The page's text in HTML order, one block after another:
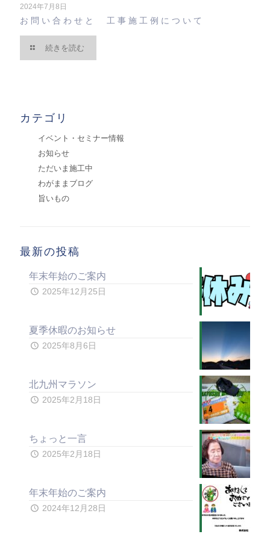
2024年7月8日
お問い合わせと 工事施工例について
続きを読む
カテゴリ
イベント・セミナー情報
お知らせ
ただいま施工中
わがままブログ
旨いもの
最新の投稿
年末年始のご案内
2025年12月25日
夏季休暇のお知らせ
2025年8月6日
北九州マラソン
2025年2月18日
ちょっと一言
2025年2月18日
年末年始のご案内
2024年12月28日